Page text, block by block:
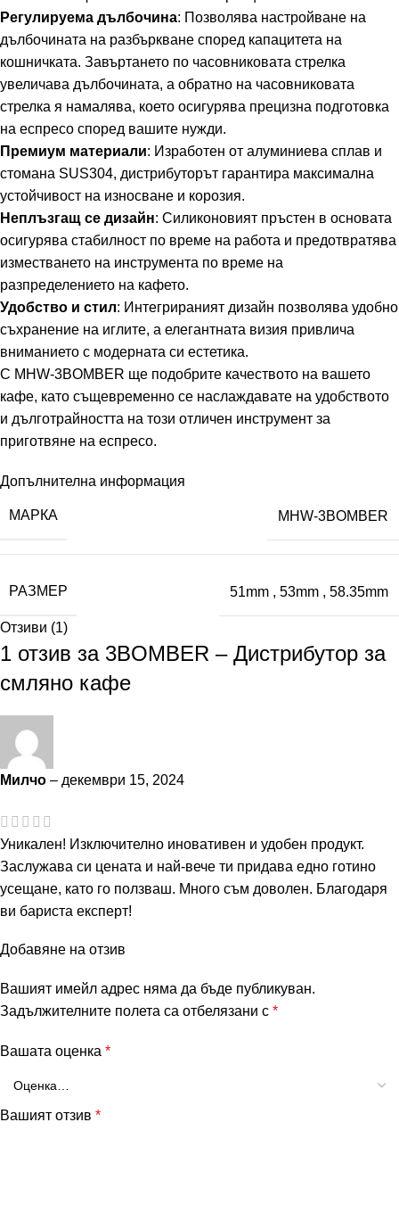
Регулируема дълбочина: Позволява настройване на
дълбочината на разбъркване според капацитета на
кошничката. Завъртането по часовниковата стрелка
увеличава дълбочината, а обратно на часовниковата
стрелка я намалява, което осигурява прецизна подготовка
на еспресо според вашите нужди.
Премиум материали: Изработен от алуминиева сплав и
стомана SUS304, дистрибуторът гарантира максимална
устойчивост на износване и корозия.
Неплъзгащ се дизайн: Силиконовият пръстен в основата
осигурява стабилност по време на работа и предотвратява
изместването на инструмента по време на
разпределението на кафето.
Удобство и стил: Интегрираният дизайн позволява удобно
съхранение на иглите, а елегантната визия привлича
вниманието с модерната си естетика.
С MHW-3BOMBER ще подобрите качеството на вашето
кафе, като същевременно се наслаждавате на удобството
и дълготрайността на този отличен инструмент за
приготвяне на еспресо.
Допълнителна информация
МАРКА MHW-3BOMBER
РАЗМЕР 51mm , 53mm , 58.35mm
Отзиви (1)
1 отзив за 3BOMBER – Дистрибутор за
смляно кафе
Милчо – декември 15, 2024
Уникален! Изключително иновативен и удобен продукт.
Заслужава си цената и най-вече ти придава едно готино
усещане, като го ползваш. Много съм доволен. Благодаря
ви бариста експерт!
Добавяне на отзив
Вашият имейл адрес няма да бъде публикуван.
Задължителните полета са отбелязани с *
Вашата оценка *
Вашият отзив *